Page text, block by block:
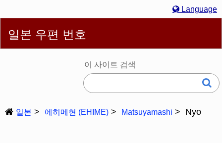
Language
Deutsch
Français
日本語
일본 우편 번호
이 사이트 검색
일본 에히메현 (EHIME) Matsuyamashi Nyo